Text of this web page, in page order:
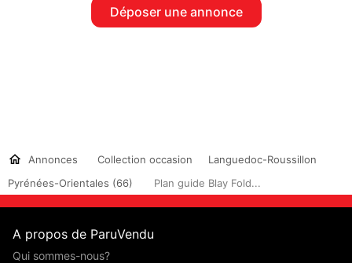
Déposer une annonce
Annonces Collection occasion
Languedoc-Roussillon
Pyrénées-Orientales (66)
Plan guide Blay Fold...
A propos de ParuVendu
Qui sommes-nous?